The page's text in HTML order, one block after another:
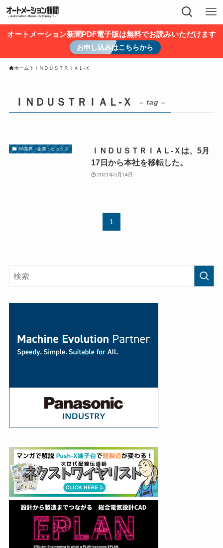
オートメーション新聞PDF電子版は無料でお読みいただけます
お申し込みはこちらから
ホーム ＩＮＤＵＳＴＲＩＡＬ-Ｘ
ＩＮＤＵＳＴＲＩＡＬ-Ｘ – tag –
FA業界・企業トピックス
ＩＮＤＵＳＴＲＩＡＬ-Ｘは、5月
17日から本社を移転した。
2021年5月14日
1